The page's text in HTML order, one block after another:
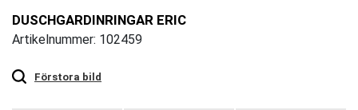
DUSCHGARDINRINGAR ERIC
Artikelnummer: 102459
Förstora bild
zoom